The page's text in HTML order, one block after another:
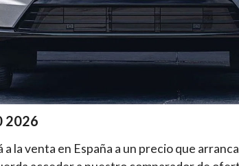
2026
a la venta en España a un precio que